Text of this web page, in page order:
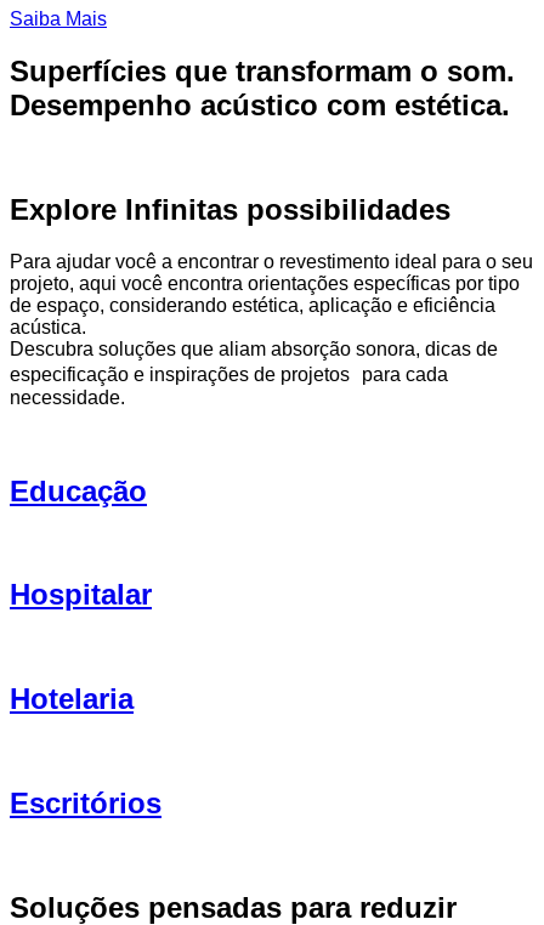
Saiba Mais
Superfícies que transformam o som.
Desempenho acústico com estética.
Explore Infinitas possibilidades
Para ajudar você a encontrar o revestimento ideal para o seu
projeto, aqui você encontra orientações específicas por tipo
de espaço, considerando estética, aplicação e eficiência
acústica.
Descubra soluções que aliam absorção sonora, dicas de
especificação e inspirações de projetos para cada
necessidade.
Educação
Hospitalar
Hotelaria
Escritórios
Soluções pensadas para reduzir